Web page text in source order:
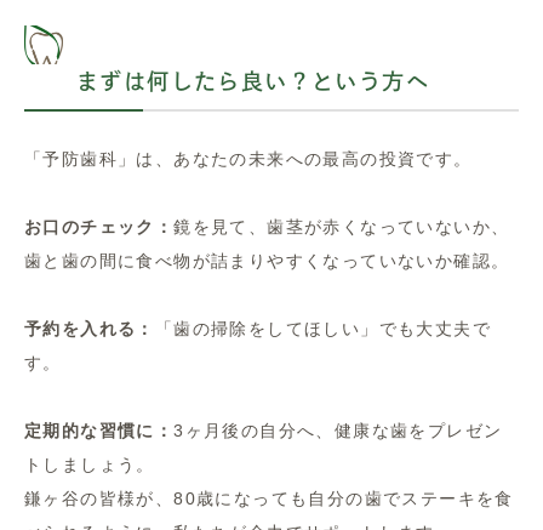
まずは何したら良い？という方へ
「予防歯科」は、あなたの未来への最高の投資です。
お口のチェック：鏡を見て、歯茎が赤くなっていないか、
歯と歯の間に食べ物が詰まりやすくなっていないか確認。
予約を入れる：
「歯の掃除をしてほしい」でも大丈夫で
す。
定期的な習慣に：3ヶ月後の自分へ、健康な歯をプレゼン
トしましょう。
鎌ヶ谷の皆様が、80歳になっても自分の歯でステーキを食